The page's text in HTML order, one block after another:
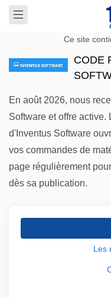
Ce site
CODE
En août 2026, nous
Software et offre
d'Inventus Software
vos commandes de
page régulièrement
dès sa publication.
Les